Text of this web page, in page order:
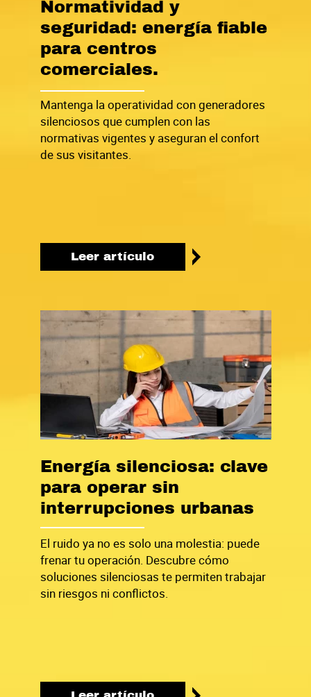
Normatividad y
seguridad: energía fiable
para centros
comerciales.
Mantenga la operatividad con generadores
silenciosos que cumplen con las
normativas vigentes y aseguran el confort
de sus visitantes.
Leer artículo
Energía silenciosa: clave
para operar sin
interrupciones urbanas
El ruido ya no es solo una molestia: puede
frenar tu operación. Descubre cómo
soluciones silenciosas te permiten trabajar
sin riesgos ni conflictos.